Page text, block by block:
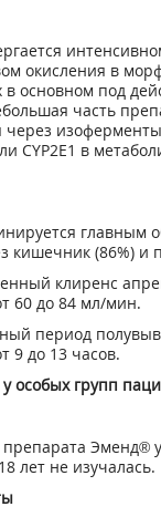
окисления в
в основном под
часть
через изоферменты
CYP2E1 в
главным
кишечник (86%) и
клиренс
60 до 84 мл/мин.
период
9 до 13 часов.
особых групп
Эменд®
лет не изучалась.